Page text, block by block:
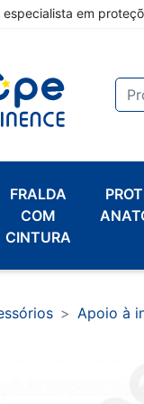
em
FRALDA
COM
CINTURA
Apoio à